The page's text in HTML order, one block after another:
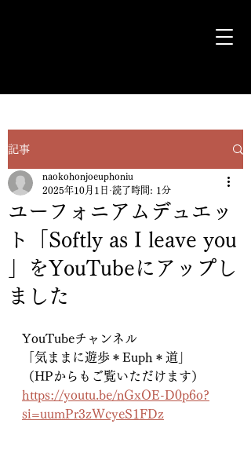
記事
ユーフォニアムデュエッ
ト「Softly as I leave you
」をYouTubeにアップし
ました
naokohonjoeuphoniu
2025年10月1日 読了時間: 1分
YouTubeチャンネル
「気ままに遊歩＊Euph＊道」
（HPからもご覧いただけます）
https://youtu.be/nGxOE-D0p6o?
si=uumPr3zWcyeS1FDz